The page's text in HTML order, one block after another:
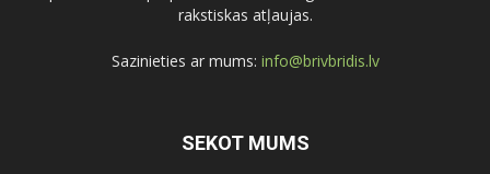
rakstiskas atļaujas.
Sazinieties ar mums: info@brivbridis.lv
SEKOT MUMS